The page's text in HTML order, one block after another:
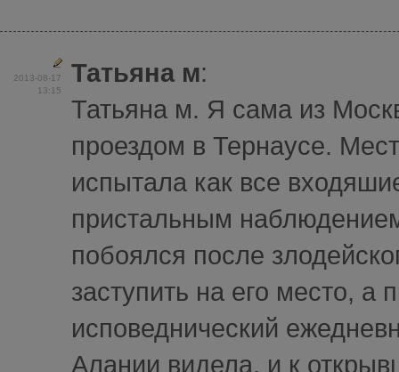
2013-08-17
13:15
Татьяна м:
Татьяна м. Я сама из
проездом в Тернаусе.
испытала как все
пристальным
побоялся после
заступить на его место, а
исповеднический
Алании видела, и к